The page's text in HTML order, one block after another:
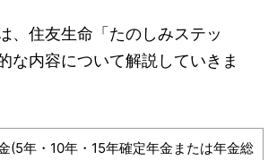
、住友生命「たのしみステッ
な内容について解説していきま
(5年・10年・15年確定年金または年金総